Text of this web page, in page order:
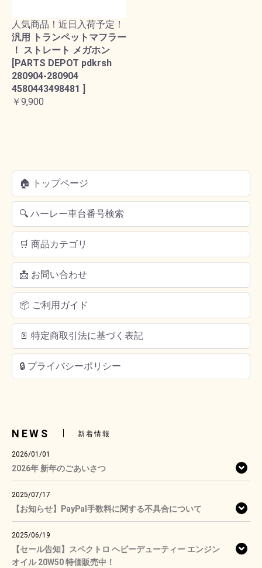
人気商品！近日入荷予定！
汎用 トランペットマフラー
！ ストレート メガホン
[PARTS DEPOT pdkrsh
280904-280904
4580443498481 ]
￥9,900
🏠 トップページ
🔍 ハーレー車台番号検索
🛒 商品カテゴリ
📩 お問い合わせ
📦 ご利用ガイド
📄 特定商取引法に基づく表記
🔒 プライバシーポリシー
NEWS 新着情報
2026/01/01
2026年 新年のごあいさつ
2025/07/17
【お知らせ】PayPal手数料に関する不具合について
2025/06/19
【セール告知】スペクトロ ヘビーデューティー エンジン
オイル 20W50 特価販売中！